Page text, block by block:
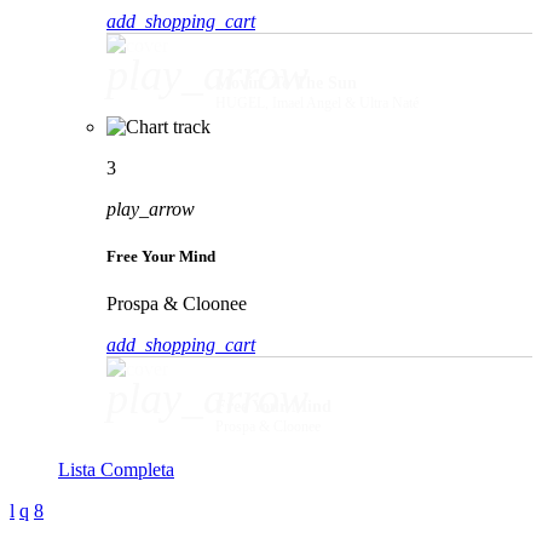
add_shopping_cart
3
play_arrow
Free Your Mind
Prospa & Cloonee
add_shopping_cart
Lista Completa